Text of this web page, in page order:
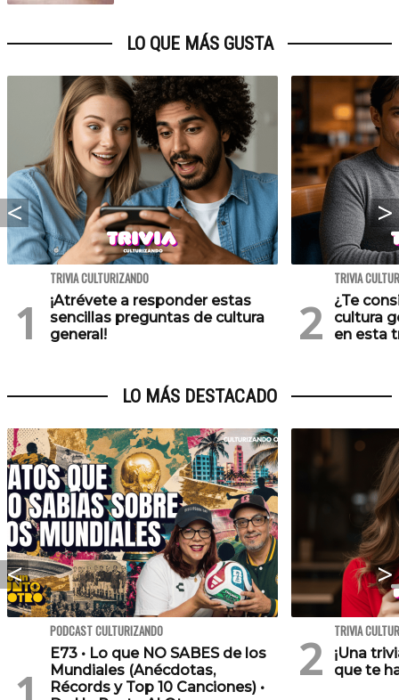
LO QUE MÁS GUSTA
TRIVIA CULTURIZANDO
¡Atrévete a responder estas
sencillas preguntas de cultura
general!
TRIVIA
¿Te
cultura
en esta
LO MÁS DESTACADO
PODCAST CULTURIZANDO
E73 • Lo que NO SABES de los
Mundiales (Anécdotas,
Récords y Top 10 Canciones) •
TRIVIA
¡Una
que te